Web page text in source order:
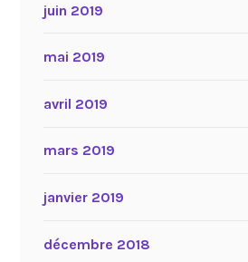
juin 2019
mai 2019
avril 2019
mars 2019
janvier 2019
décembre 2018